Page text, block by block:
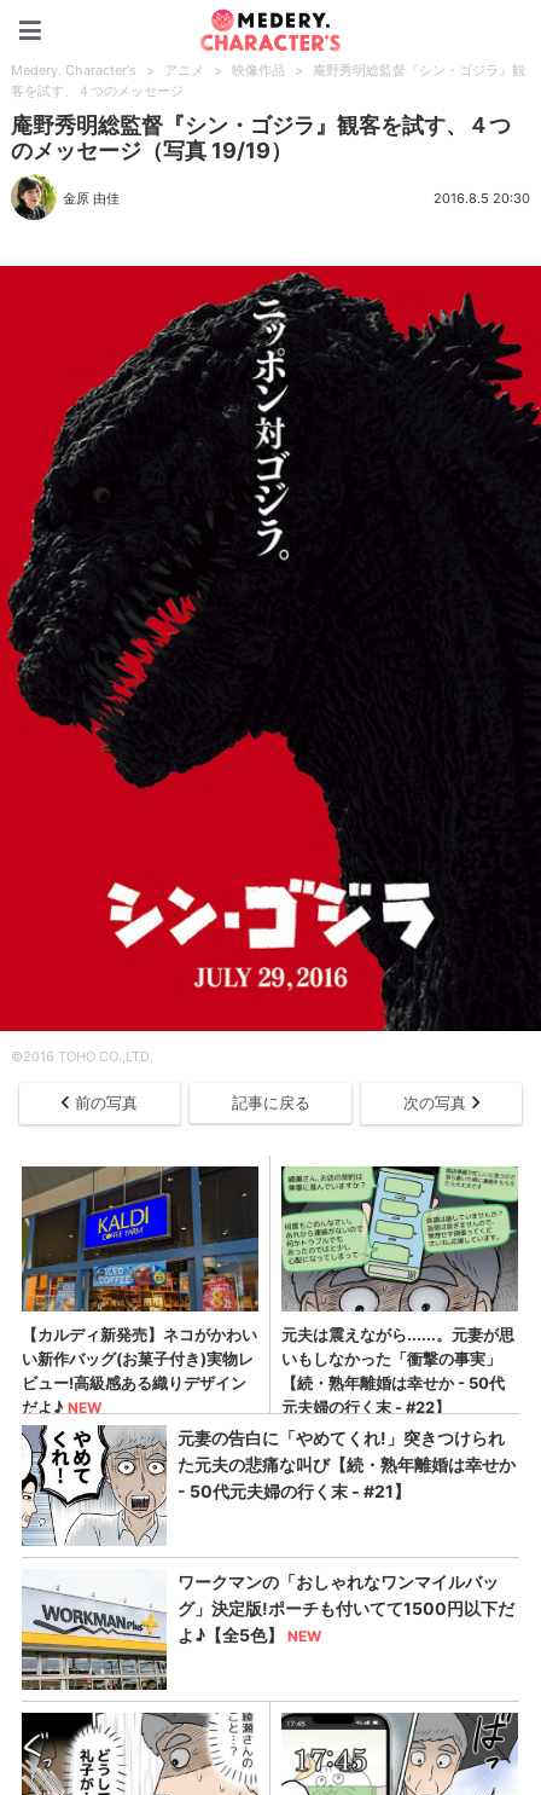
Medery. Character's > アニメ > 映像作品 >
庵野秀明総監督『シン・ゴジラ』観
客を試す、４つのメッセージ
庵野秀明総監督『シン・ゴジラ』観客を試す、４つ
のメッセージ（写真 19/19）
金原 由佳 2016.8.5 20:30
©2016 TOHO CO.,LTD.
前の写真 記事に戻る 次の写真